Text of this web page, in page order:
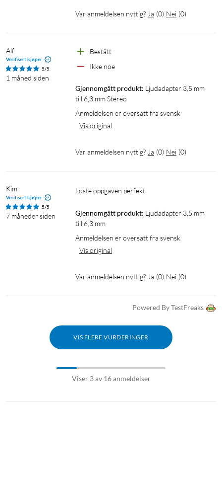
Var anmeldelsen nyttig? Ja (0) Nei (0)
Alf
Verifisert kjøper
5/5
1 måned siden
Bestått
Ikke noe
Gjennomgått produkt: Ljudadapter 3,5 mm
till 6,3 mm Stereo
Anmeldelsen er oversatt fra svensk
Vis original
Var anmeldelsen nyttig? Ja (0) Nei (0)
Kim
Verifisert kjøper
5/5
7 måneder siden
Løste oppgaven perfekt
Gjennomgått produkt: Ljudadapter 3,5 mm
till 6,3 mm
Anmeldelsen er oversatt fra svensk
Vis original
Var anmeldelsen nyttig? Ja (0) Nei (0)
Powered By TestFreaks
VIS FLERE VURDERINGER
Viser 3 av 16 anmeldelser